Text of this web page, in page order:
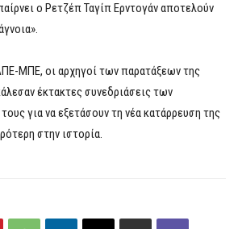
ο Ρετζέπ Ταγίπ Ερντογάν αποτελούν
ΜΠΕ, οι αρχηγοί των παρατάξεων της
έκτακτες συνεδριάσεις των
για να εξετάσουν τη νέα κατάρρευση της
στην ιστορία.